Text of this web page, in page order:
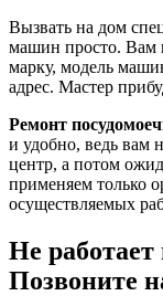
Вызвать на дом
машин просто. Вам
марку, модель
адрес. Мастер
Ремонт
и удобно, ведь вам
центр, а потом
применяем только
осуществляемых
Не
Позвоните